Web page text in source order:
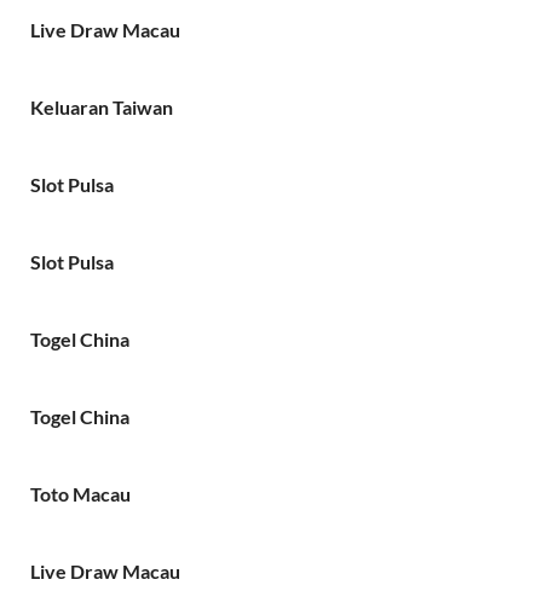
Live Draw Macau
Keluaran Taiwan
Slot Pulsa
Slot Pulsa
Togel China
Togel China
Toto Macau
Live Draw Macau